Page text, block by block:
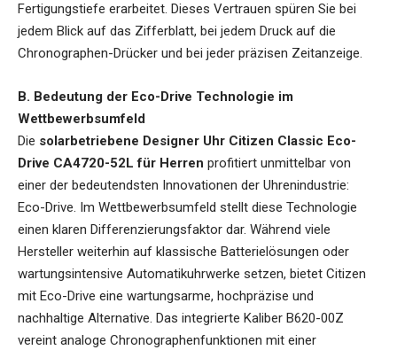
Fertigungstiefe erarbeitet. Dieses Vertrauen spüren Sie bei
jedem Blick auf das Zifferblatt, bei jedem Druck auf die
Chronographen-Drücker und bei jeder präzisen Zeitanzeige.
B. Bedeutung der Eco-Drive Technologie im
Wettbewerbsumfeld
Die solarbetriebene Designer Uhr Citizen Classic Eco-
Drive CA4720-52L für Herren profitiert unmittelbar von
einer der bedeutendsten Innovationen der Uhrenindustrie:
Eco-Drive. Im Wettbewerbsumfeld stellt diese Technologie
einen klaren Differenzierungsfaktor dar. Während viele
Hersteller weiterhin auf klassische Batterielösungen oder
wartungsintensive Automatikuhrwerke setzen, bietet Citizen
mit Eco-Drive eine wartungsarme, hochpräzise und
nachhaltige Alternative. Das integrierte Kaliber B620-00Z
vereint analoge Chronographenfunktionen mit einer